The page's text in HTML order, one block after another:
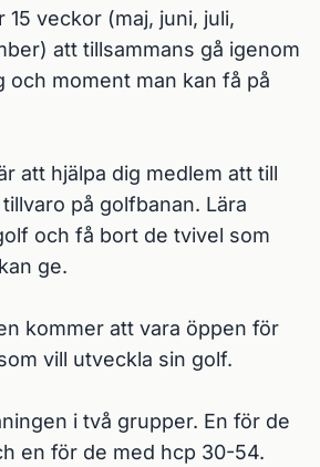
15 veckor (maj, juni, juli,
att tillsammans gå igenom
och moment man kan få på
att hjälpa dig medlem att till
på golfbanan. Lära
och få bort de tvivel som
ge.
kommer att vara öppen för
vill utveckla sin golf.
i två grupper. En för de
en för de med hcp 30-54.